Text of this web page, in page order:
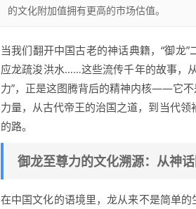
的文化附加值拥有更高的市场估值。
当我们翻开中国古老的神话典籍，“御龙
应龙疏浚洪水……这些流传千年的故事，
力”，正是这图腾背后的精神内核——它
力量，从古代帝王的治国之道，到当代
的路。
御龙至尊力的文化溯源：从神
在中国文化的语境里，龙从来不是简单